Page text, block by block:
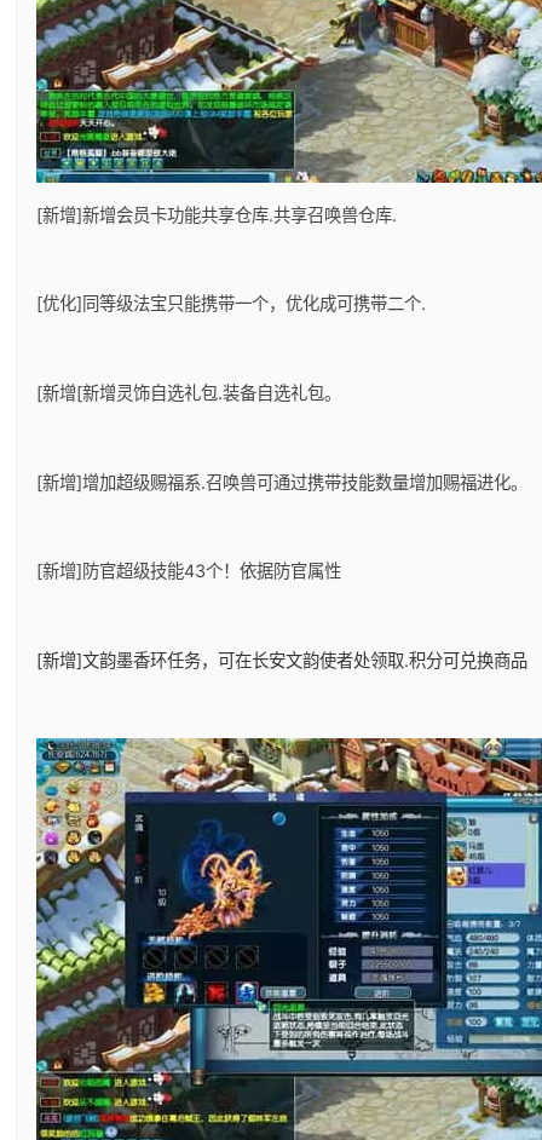
[新增]新增会员卡功能共享仓库.共享召唤兽仓库.
[优化]同等级法宝只能携带一个，优化成可携带二个.
[新增[新增灵饰自选礼包.装备自选礼包。
[新增]增加超级赐福系.召唤兽可通过携带技能数量增加赐福进化。
[新增]防官超级技能43个！依据防官属性
[新增]文韵墨香环任务，可在长安文韵使者处领取.积分可兑换商品